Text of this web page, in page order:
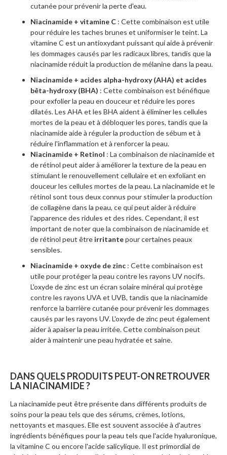
cutanée pour prévenir la perte d'eau.
Niacinamide + vitamine C : Cette combinaison est utile
pour réduire les taches brunes et uniformiser le teint. La
vitamine C est un antioxydant puissant qui aide à prévenir
les dommages causés par les radicaux libres, tandis que la
niacinamide réduit la production de mélanine dans la peau.
Niacinamide + acides alpha-hydroxy (AHA) et acides
bêta-hydroxy (BHA) : Cette combinaison est bénéfique
pour exfolier la peau en douceur et réduire les pores
dilatés. Les AHA et les BHA aident à éliminer les cellules
mortes de la peau et à débloquer les pores, tandis que la
niacinamide aide à réguler la production de sébum et à
réduire l'inflammation et à renforcer la peau.
Niacinamide + Retinol : La combinaison de niacinamide et
de rétinol peut aider à améliorer la texture de la peau en
stimulant le renouvellement cellulaire et en exfoliant en
douceur les cellules mortes de la peau. La niacinamide et le
rétinol sont tous deux connus pour stimuler la production
de collagène dans la peau, ce qui peut aider à réduire
l'apparence des ridules et des rides. Cependant, il est
important de noter que la combinaison de niacinamide et
de rétinol peut être irritantepour certaines peaux
sensibles.
Niacinamide + oxyde de zinc : Cette combinaison est
utile pour protéger la peau contre les rayons UV nocifs.
L'oxyde de zinc est un écran solaire minéral qui protège
contre les rayons UVA et UVB, tandis que la niacinamide
renforce la barrière cutanée pour prévenir les dommages
causés par les rayons UV. L'oxyde de zinc peut également
aider à apaiser la peau irritée. Cette combinaison peut
aider à maintenir une peau hydratée et saine.
DANS QUELS PRODUITS PEUT-ON RETROUVER
LA NIACINAMIDE ?
La niacinamide peut être présente dans différents produits de
soins pour la peau tels que des sérums, crèmes, lotions,
nettoyants et masques. Elle est souvent associée à d'autres
ingrédients bénéfiques pour la peau tels que l'acide hyaluronique,
la vitamine C ou encore l'acide salicylique. Il est primordial de